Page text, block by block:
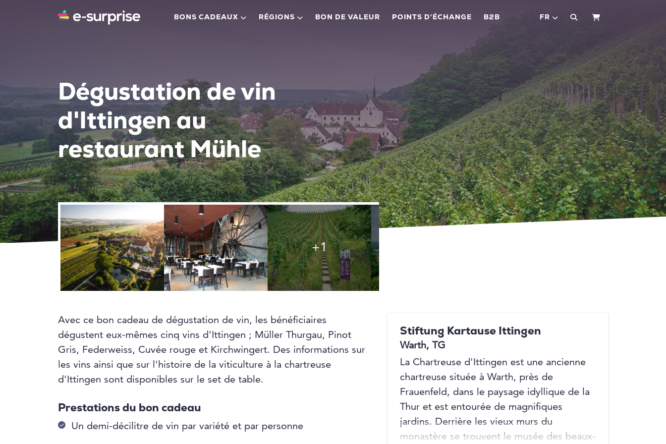
BONS CADEAUX RÉGIONS BON DE VALEUR POINTS D'ÉCHANGE B2B FR PANIER
Dégustation de vin
d'Ittingen au
restaurant Mühle
+1
Stiftung Kartause Ittingen
Warth, TG
La Chartreuse d'Ittingen est une ancienne
chartreuse située à Warth, près de
Frauenfeld, dans le paysage idyllique de la
Thur et est entourée de magnifiques
jardins. Derrière les vieux murs du
monastère se trouvent le musée des beaux-
Avec ce bon cadeau de dégustation de vin, les bénéficiaires
dégustent eux-mêmes cinq vins d'Ittingen ; Müller Thurgau, Pinot
Gris, Federweiss, Cuvée rouge et Kirchwingert. Des informations sur
les vins ainsi que sur l'histoire de la viticulture à la chartreuse
d'Ittingen sont disponibles sur le set de table.
Prestations du bon cadeau
Un demi-décilitre de vin par variété et par personne